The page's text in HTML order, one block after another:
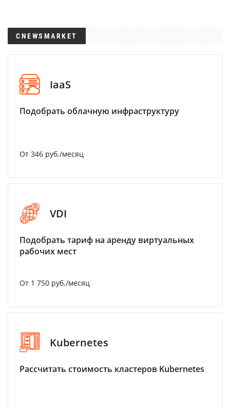
CNEWSMARKET
IaaS
Подобрать облачную инфраструктуру
От 346 руб./месяц
VDI
Подобрать тариф на аренду виртуальных
рабочих мест
От 1 750 руб./месяц
Kubernetes
Рассчитать стоимость кластеров Kubernetes